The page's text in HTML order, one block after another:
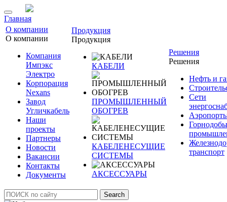
Главная
О компании
О компании
Компания
Импэкс
Электро
Корпорация
Nexans
Завод
Угличкабель
Наши
проекты
Партнеры
Новости
Вакансии
Контакты
Документы
Продукция
Продукция
КАБЕЛИ
ПРОМЫШЛЕННЫЙ
ОБОГРЕВ
КАБЕЛЕНЕСУЩИЕ
СИСТЕМЫ
АКСЕССУАРЫ
Решения
Решения
Нефть и
Сети
транспорт
Search